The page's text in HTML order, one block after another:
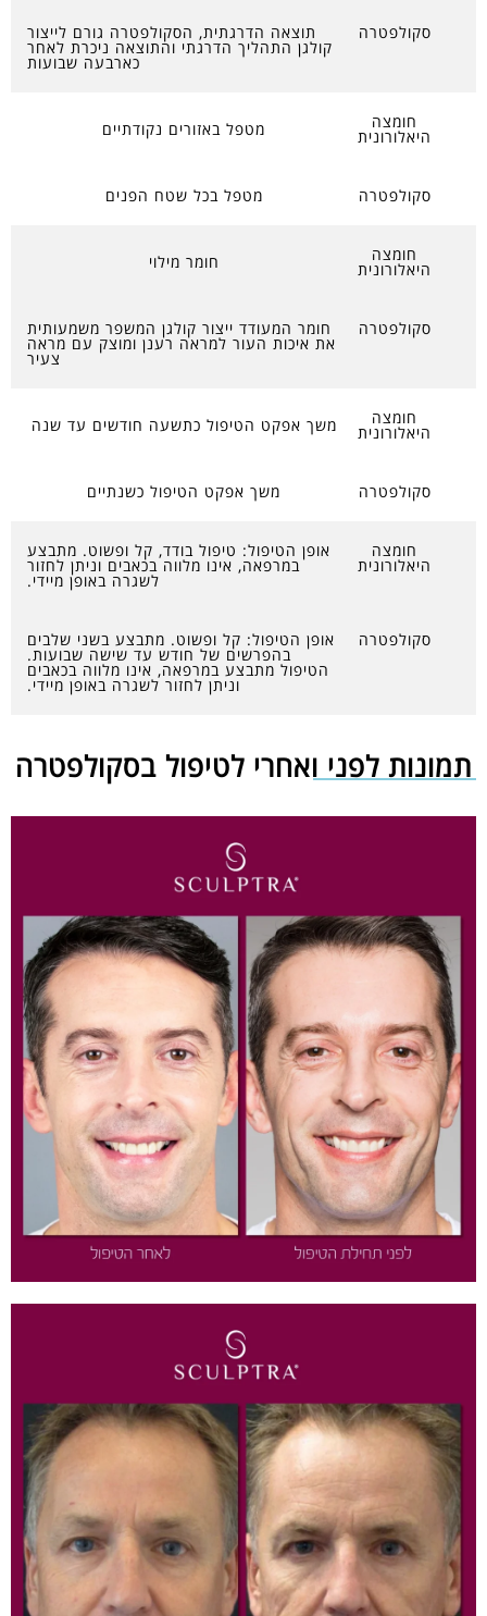
סקולפטרה תוצאה הדרגתית, הסקולפטרה גורם לייצור
קולגן התהליך הדרגתי והתוצאה ניכרת לאחר
כארבעה שבועות
חומצה
היאלורונית מטפל באזורים נקודתיים
סקולפטרה מטפל בכל שטח הפנים
חומצה
היאלורונית חומר מילוי
סקולפטרה חומר המעודד ייצור קולגן המשפר משמעותית
את איכות העור למראה רענן ומוצק עם מראה
צעיר
חומצה
היאלורונית משך אפקט הטיפול כתשעה חודשים עד שנה
סקולפטרה משך אפקט הטיפול כשנתיים
חומצה
היאלורונית
אופן הטיפול: טיפול בודד, קל ופשוט. מתבצע
במרפאה, אינו מלווה בכאבים וניתן לחזור
לשגרה באופן מיידי.
סקולפטרה אופן הטיפול: קל ופשוט. מתבצע בשני שלבים
בהפרשים של חודש עד שישה שבועות.
הטיפול מתבצע במרפאה, אינו מלווה בכאבים
וניתן לחזור לשגרה באופן מיידי.
תמונות לפני ואחרי לטיפול בסקולפטרה